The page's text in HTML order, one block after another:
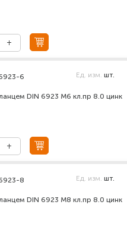
DIN 6923 М6 кл.пр 8.0 цинк
6 Ед. изм. шт.
DIN 6923 М8 кл.пр 8.0 цинк
8 Ед. изм. шт.